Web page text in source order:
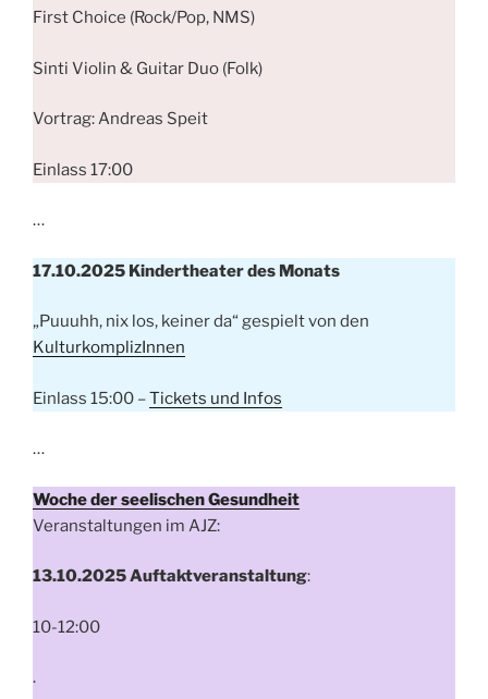
First Choice (Rock/Pop, NMS)
Sinti Violin & Guitar Duo (Folk)
Vortrag: Andreas Speit
Einlass 17:00
…
17.10.2025 Kindertheater des Monats
„Puuuhh, nix los, keiner da“ gespielt von den
KulturkomplizInnen
Einlass 15:00 –Tickets und Infos
…
Woche der seelischen Gesundheit
Veranstaltungen im AJZ:
13.10.2025Auftaktveranstaltung:
10-12:00
.